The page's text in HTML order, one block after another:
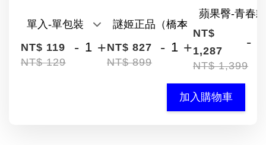
NT$ 119
NT$ 129
- +NT$ 827
NT$ 899
- +
NT$
1,287
NT$ 1,399
-
加入購物車